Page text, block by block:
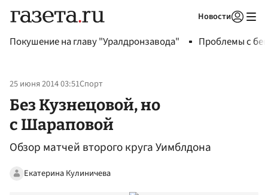
Новости
Покушение на главу "Уралдронзавода" Проблемы с
25 июня 2014 03:51Спорт
Без Кузнецовой, но
с Шараповой
Обзор матчей второго круга Уимблдона
Екатерина Кулиничева